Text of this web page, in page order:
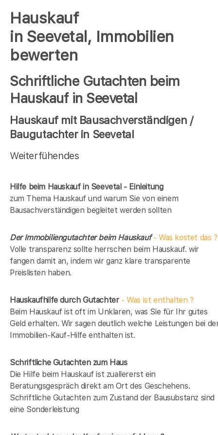
Hauskauf
in Seevetal, Immobilien
bewerten
Schriftliche Gutachten beim
Hauskauf in Seevetal
Hauskauf mit Bausachverständigen /
Baugutachter in Seevetal
Weiterfühendes
Hilfe beim Hauskauf in Seevetal - Einleitung
zum Thema Hauskauf und warum Sie von einem
Bausachverständigen begleitet werden sollten
Der Immobiliengutachter beim Hauskauf- Was kostet das ?
Volle transparenz sollte herrschen beim Hauskauf. wir
fangen damit an, indem wir ganz klare transparente
Preislisten haben.
Hauskaufhilfe durch Gutachter- Was ist enthalten ?
Beim Hauskauf ist oft im Unklaren, was Sie für Ihr gutes
Geld erhalten. Wir sagen deutlich welche Leistungen bei
Immobilien-Kauf-Hilfe enthalten ist.
Schriftliche Gutachten zum Haus
Die Hilfe beim Hauskauf ist zuallererst ein
Beratungsgespräch direkt am Ort des Geschehens.
Schriftliche Gutachten zum Zustand der Bausubstanz sind
eine Sonderleistung